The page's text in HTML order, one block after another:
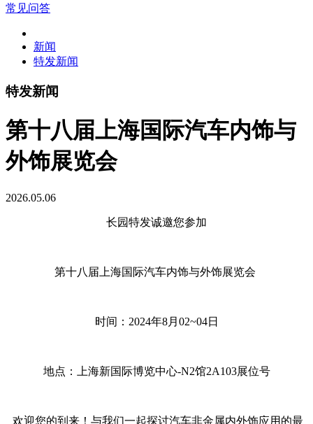
常见问答
新闻
特发新闻
特发新闻
第十八届上海国际汽车内饰与
外饰展览会
2026.05.06
长园特发诚邀您参加
第十八届上海国际汽车内饰与外饰展览会
时间：2024年8月02~04日
地点：上海新国际博览中心-N2馆2A103展位号
欢迎您的到来！与我们一起探讨汽车非金属内外饰应用的最